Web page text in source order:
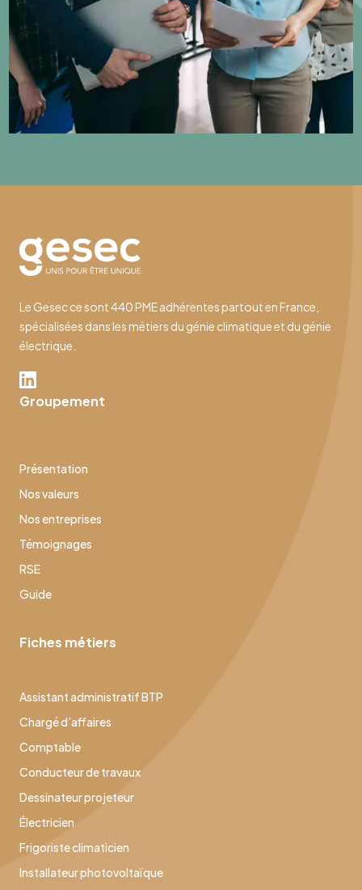
Le Gesec ce sont 440 PME adhérentes partout en France,
spécialisées dans les métiers du génie climatique et du génie
électrique.
Groupement
Présentation
Nos valeurs
Nos entreprises
Témoignages
RSE
Guide
Fiches métiers
Assistant administratif BTP
Chargé d’affaires
Comptable
Conducteur de travaux
Dessinateur projeteur
Électricien
Frigoriste climaticien
Installateur photovoltaïque